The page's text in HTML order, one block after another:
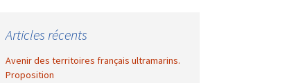
Articles récents
Avenir des territoires français ultramarins.
Proposition